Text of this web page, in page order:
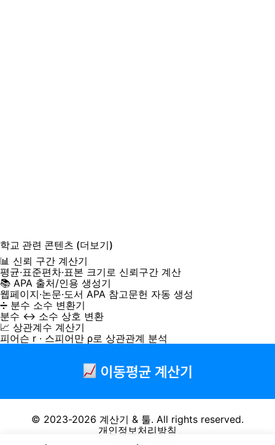
학교 관련 콘텐츠 (더보기)
📊 신뢰 구간 계산기
평균·표준편차·표본 크기로 신뢰구간 계산
📚 APA 출처/인용 생성기
웹페이지·논문·도서 APA 참고문헌 자동 생성
➗ 분수 소수 변환기
분수 ↔ 소수 상호 변환
📈 상관계수 계산기
피어슨 r · 스피어만 ρ로 상관관계 분석
© 2023-2026 계산기 & 툴. All rights reserved.
개인정보처리방침